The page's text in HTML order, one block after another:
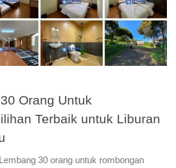
Orang Untuk
Terbaik untuk Liburan
30 orang untuk rombongan